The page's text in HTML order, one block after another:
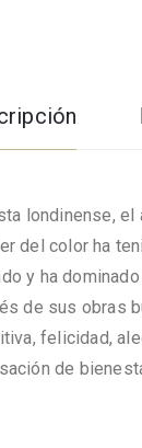
londinense, el
del color ha
y ha
de sus obras
felicidad,
de